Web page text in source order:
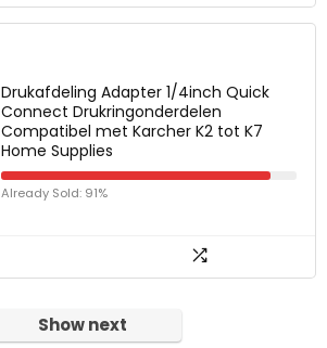
Drukafdeling Adapter 1/4inch Quick
Connect Drukringonderdelen
Compatibel met Karcher K2 tot K7
Home Supplies
Already Sold: 91%
Show next